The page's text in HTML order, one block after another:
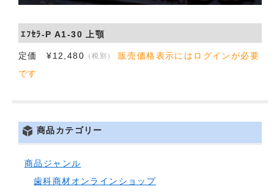
会社概要
お問い合わせ
ｴﾌｾﾗ-P A1-30 上顎
定価 ¥12,480 （税別）
販売価格表示にはログインが必要
です
商品カテゴリー
商品ジャンル
歯科商材オンラインショップ